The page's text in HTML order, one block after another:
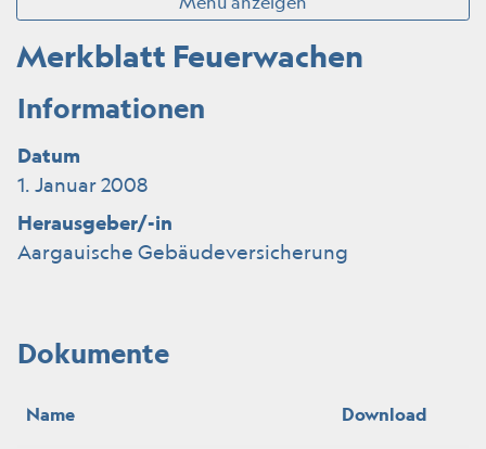
Merkblatt Feuerwachen
Informationen
Datum
1. Januar 2008
Herausgeber/-in
Aargauische Gebäudeversicherung
Dokumente
Name Download